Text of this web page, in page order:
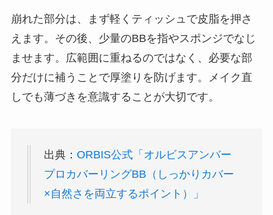
崩れた部分は、まず軽くティッシュで皮脂を押さ
えます。その後、少量のBBを指やスポンジでなじ
ませます。広範囲に重ねるのではなく、必要な部
分だけに補うことで厚塗りを防げます。メイク直
しでも薄づきを意識することが大切です。
出典： ORBIS公式「オルビスアンバー
プロカバーリングBB（しっかりカバー
×自然さを両立するポイント）」